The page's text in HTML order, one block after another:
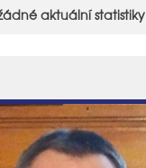
aktuální statistiky